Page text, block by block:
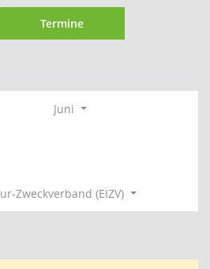
Termine
Juni
Zweckverband (EIZV)